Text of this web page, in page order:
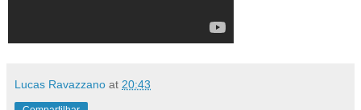
Lucas Ravazzano at 20:43